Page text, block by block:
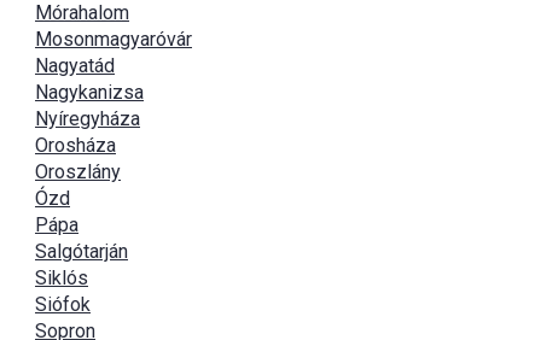
Mórahalom
Mosonmagyaróvár
Nagyatád
Nagykanizsa
Nyíregyháza
Orosháza
Oroszlány
Ózd
Pápa
Salgótarján
Siklós
Siófok
Sopron